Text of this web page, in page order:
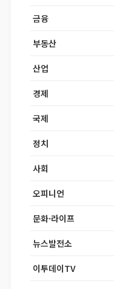
금융
부동산
산업
경제
국제
정치
사회
오피니언
문화·라이프
뉴스발전소
이투데이TV